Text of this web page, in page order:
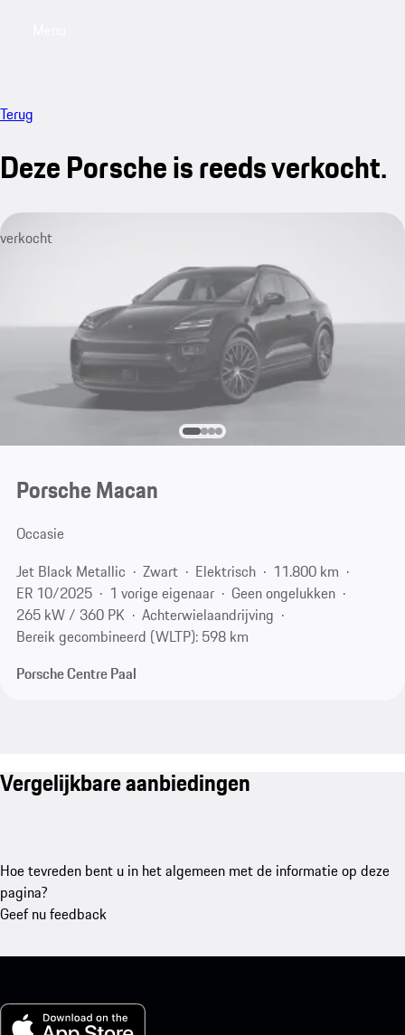
Terug
Deze Porsche is reeds verkocht.
verkocht
Porsche Macan
Occasie
Jet Black Metallic
Zwart Elektrisch
11.800 km
ER 10/2025
1 vorige eigenaar
Geen ongelukken
265 kW / 360 PK
Achterwielaandrijving
Bereik gecombineerd (WLTP): 598 km
Porsche Centre Paal
Vergelijkbare aanbiedingen
Hoe tevreden bent u in het algemeen met de informatie op deze
pagina?
Geef nu feedback